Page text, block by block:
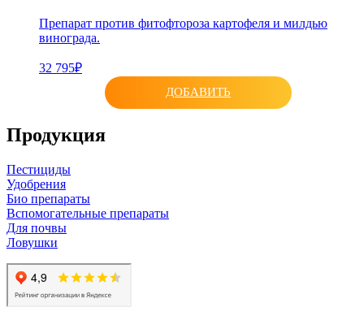
Препарат против фитофтороза картофеля и милдью
винограда.
32 795₽
ДОБАВИТЬ
Продукция
Пестициды
Удобрения
Био препараты
Вспомогательные препараты
Для почвы
Ловушки